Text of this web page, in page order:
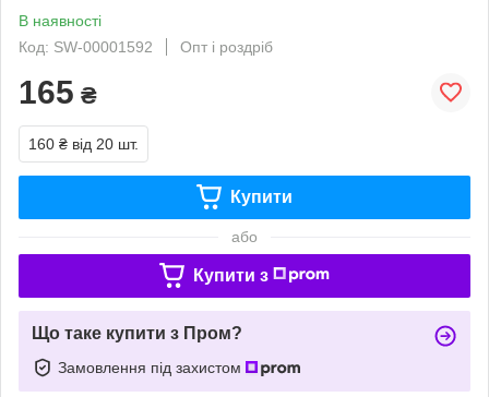
В наявності
Код: SW-00001592
Опт і роздріб
165 ₴
160 ₴ від 20 шт.
Купити
або
Купити з
Що таке купити з Пром?
Замовлення під захистом